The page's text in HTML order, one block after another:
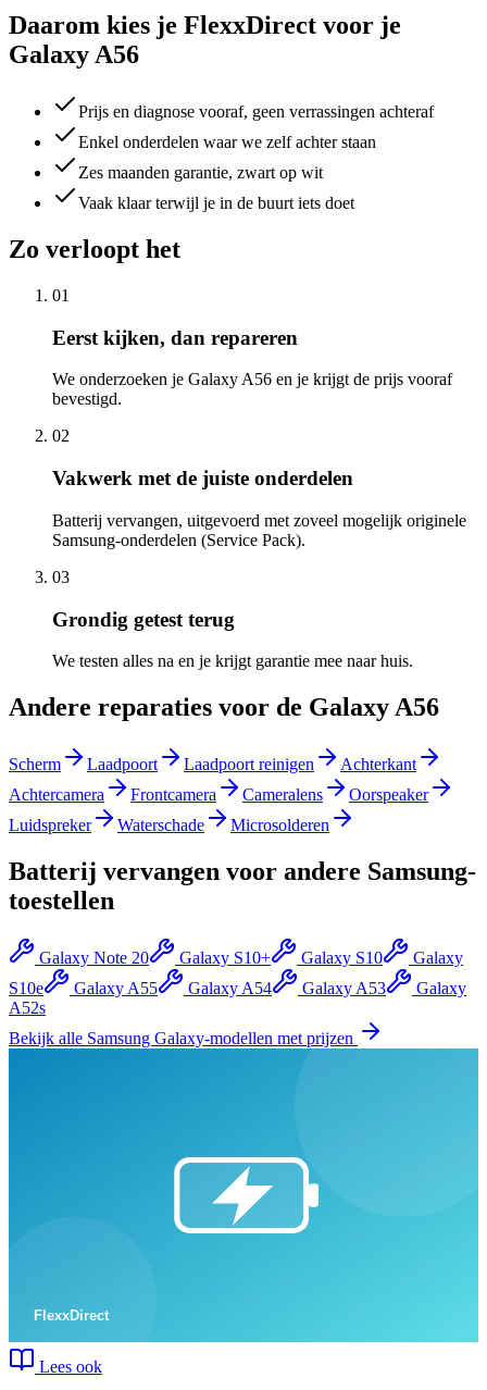
Daarom kies je FlexxDirect voor je
Galaxy A56
Prijs en diagnose vooraf, geen verrassingen achteraf
Enkel onderdelen waar we zelf achter staan
Zes maanden garantie, zwart op wit
Vaak klaar terwijl je in de buurt iets doet
Zo verloopt het
01
Eerst kijken, dan repareren
We onderzoeken je Galaxy A56 en je krijgt de prijs vooraf
bevestigd.
02
Vakwerk met de juiste onderdelen
Batterij vervangen, uitgevoerd met zoveel mogelijk originele
Samsung-onderdelen (Service Pack).
03
Grondig getest terug
We testen alles na en je krijgt garantie mee naar huis.
Andere reparaties voor de Galaxy A56
Scherm Laadpoort Laadpoort reinigen
Achterkant
Achtercamera
Frontcamera Cameralens
Oorspeaker
Luidspreker
Waterschade Microsolderen
Batterij vervangen voor andere Samsung-
toestellen
Galaxy Note 20 Galaxy S10+ Galaxy S10
Galaxy
S10e
Galaxy A55 Galaxy A54 Galaxy A53
Galaxy
A52s
Bekijk alle Samsung Galaxy-modellen met prijzen
Lees ook